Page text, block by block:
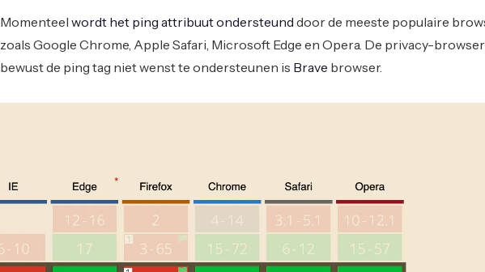
Momenteel wordt het ping attribuut ondersteund door de meeste populaire
zoals Google Chrome, Apple Safari, Microsoft Edge en Opera. De privacy-
bewust de ping tag niet wenst te ondersteunen is Brave browser.